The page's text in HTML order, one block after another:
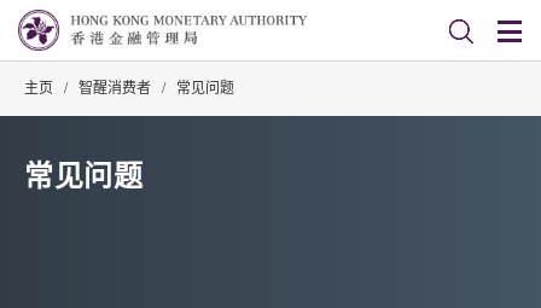
主页 / 智醒消费者 / 常见问题
常见问题